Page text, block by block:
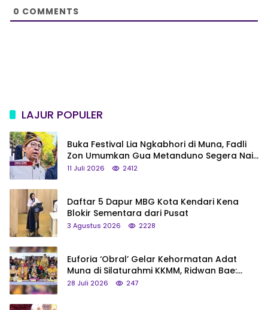
0 COMMENTS
LAJUR POPULER
Buka Festival Lia Ngkabhori di Muna, Fadli
Zon Umumkan Gua Metanduno Segera Naik
Status Jadi Cagar Budaya Nasional
11 Juli 2026 2412
Daftar 5 Dapur MBG Kota Kendari Kena
Blokir Sementara dari Pusat
3 Agustus 2026 2228
Euforia ‘Obral’ Gelar Kehormatan Adat
Muna di Silaturahmi KKMM, Ridwan Bae:
Saya Bukan Tipe Begitu, Belum Pantas!
28 Juli 2026 247